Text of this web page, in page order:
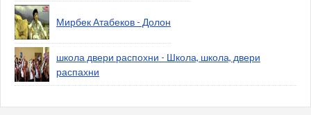
Мирбек Атабеков - Долон
школа двери распохни - Школа, школа, двери
распахни